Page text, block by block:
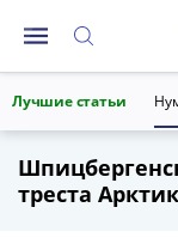
Монеты
Федерации
Регулярные
Лучшие статьи
треста